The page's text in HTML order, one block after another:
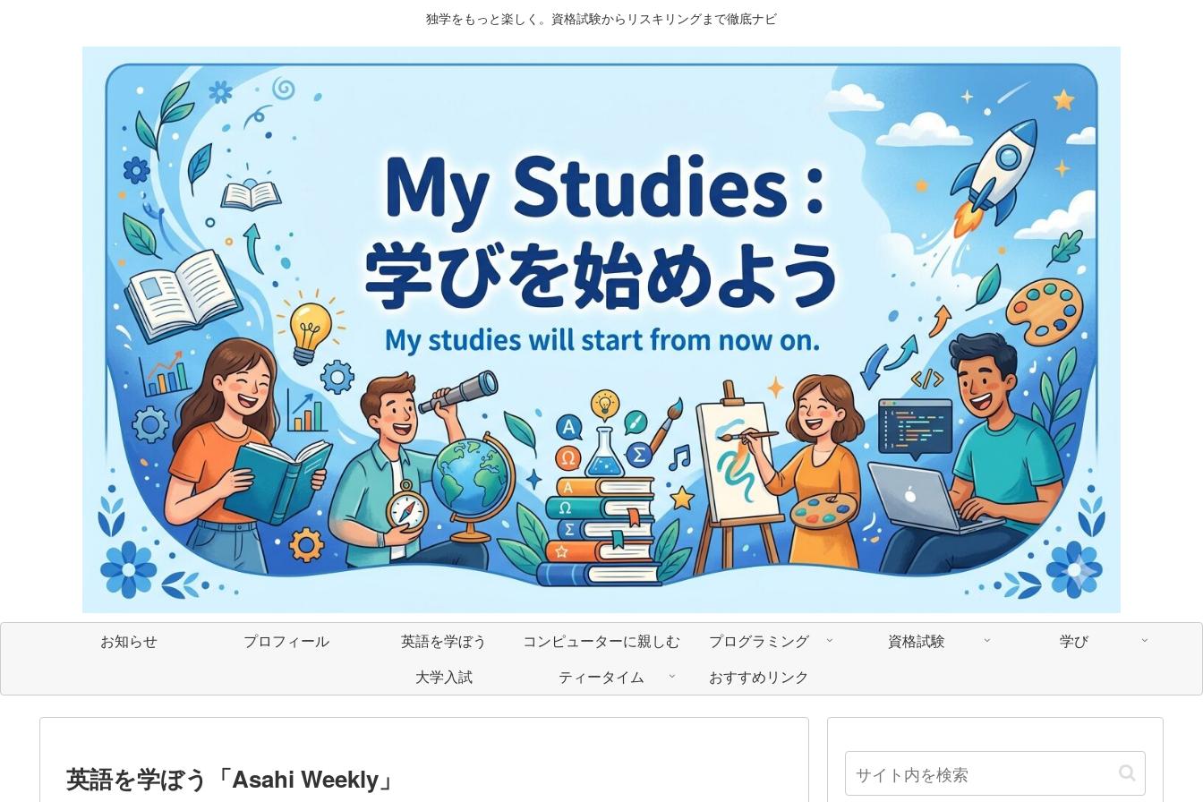
独学をもっと楽しく。資格試験からリスキリングまで徹底ナビ
お知らせ プロフィール 英語を学ぼう コンピューターに親しむ プログラミング 資格試験
学び
大学入試
ティータイム おすすめリンク
英語を学ぼう「Asahi Weekly」